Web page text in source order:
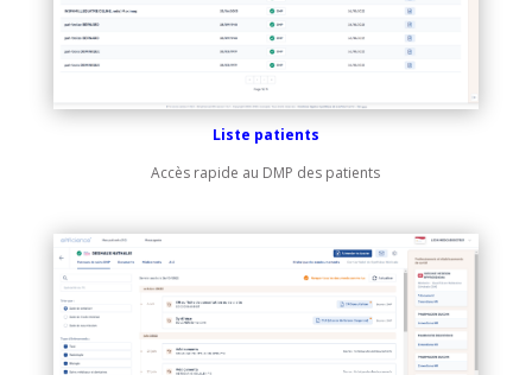
Liste patients
Accès rapide au DMP des patients